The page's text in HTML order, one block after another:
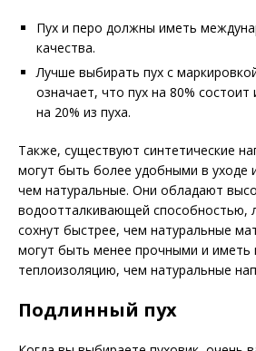
Пух и перо должны иметь
качества.
Лучше выбирать пух с
означает, что пух на 80% состоит
на 20% из пуха.
Также, существуют синтетические
могут быть более удобными в уходе
чем натуральные. Они обладают
водоотталкивающей способностью,
сохнут быстрее, чем натуральные
могут быть менее прочными и иметь
теплоизоляцию, чем натуральные
Подлинный пух